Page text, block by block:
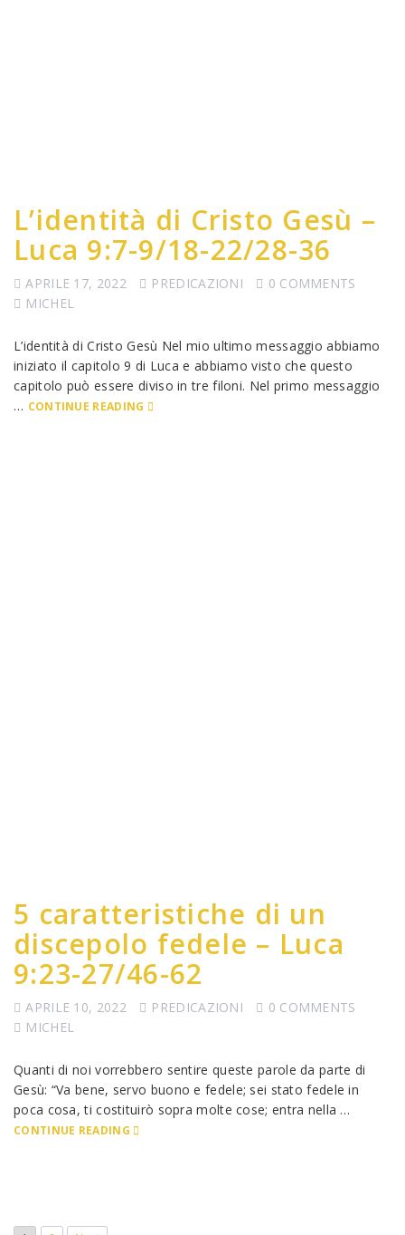
L’identità di Cristo Gesù –
Luca 9:7-9/18-22/28-36
APRILE 17, 2022 PREDICAZIONI
0 COMMENTS
MICHEL
L’identità di Cristo Gesù Nel mio ultimo messaggio abbiamo
iniziato il capitolo 9 di Luca e abbiamo visto che questo
capitolo può essere diviso in tre filoni. Nel primo messaggio
… CONTINUE READING
5 caratteristiche di un
discepolo fedele – Luca
9:23-27/46-62
APRILE 10, 2022 PREDICAZIONI
0 COMMENTS
MICHEL
Quanti di noi vorrebbero sentire queste parole da parte di
Gesù: “Va bene, servo buono e fedele; sei stato fedele in
poca cosa, ti costituirò sopra molte cose; entra nella …
CONTINUE READING